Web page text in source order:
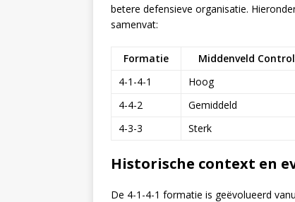
betere defensieve organisatie.
samenvat:
Formatie Middenveld
4-1-4-1
Hoog
4-4-2
Gemiddeld
4-3-3
Sterk
Historische context en
De 4-1-4-1 formatie is geëvolueerd